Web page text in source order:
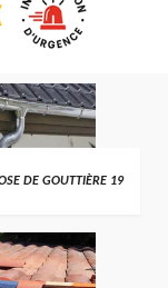
DE GOUTTIÈRE 19